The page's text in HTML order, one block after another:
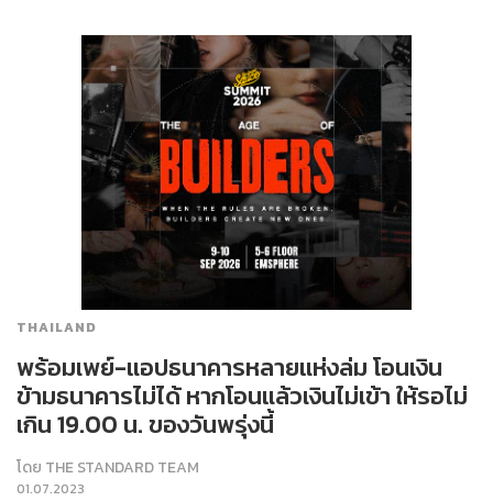
THAILAND
พร้อมเพย์-แอปธนาคารหลายแห่งล่ม โอนเงิน
ข้ามธนาคารไม่ได้ หากโอนแล้วเงินไม่เข้า ให้รอไม่
เกิน 19.00 น. ของวันพรุ่งนี้
โดย THE STANDARD TEAM
01.07.2023